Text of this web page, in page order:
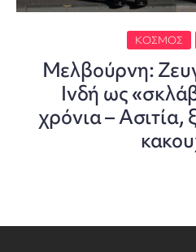
ΚΌΣΜΟΣ
Μελβούρνη:
Ινδή ως
χρόνια – Ασιτία,